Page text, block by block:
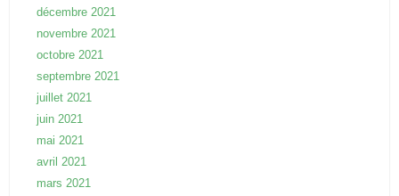
décembre 2021
novembre 2021
octobre 2021
septembre 2021
juillet 2021
juin 2021
mai 2021
avril 2021
mars 2021